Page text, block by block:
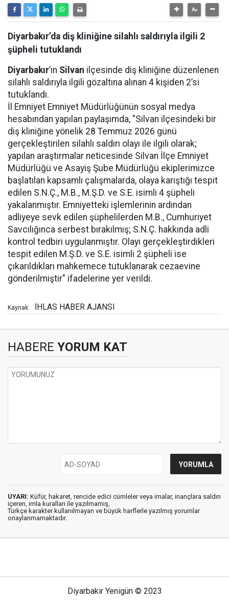
Diyarbakır’da diş kliniğine silahlı saldırıyla ilgili 2
şüpheli tutuklandı
Diyarbakır’ın Silvan ilçesinde diş kliniğine düzenlenen
silahlı saldırıyla ilgili gözaltına alınan 4 kişiden 2’si
tutuklandı.
İl Emniyet Emniyet Müdürlüğünün sosyal medya
hesabından yapılan paylaşımda, "Silvan ilçesindeki bir
diş kliniğine yönelik 28 Temmuz 2026 günü
gerçekleştirilen silahlı saldırı olayı ile ilgili olarak;
yapılan araştırmalar neticesinde Silvan İlçe Emniyet
Müdürlüğü ve Asayiş Şube Müdürlüğü ekiplerimizce
başlatılan kapsamlı çalışmalarda, olaya karıştığı tespit
edilen S.N.Ç., M.B., M.Ş.D. ve S.E. isimli 4 şüpheli
yakalanmıştır. Emniyetteki işlemlerinin ardından
adliyeye sevk edilen şüphelilerden M.B., Cumhuriyet
Savcılığınca serbest bırakılmış; S.N.Ç. hakkında adli
kontrol tedbiri uygulanmıştır. Olayı gerçekleştirdikleri
tespit edilen M.Ş.D. ve S.E. isimli 2 şüpheli ise
çıkarıldıkları mahkemece tutuklanarak cezaevine
gönderilmiştir" ifadelerine yer verildi.
Kaynak: İHLAS HABER AJANSI
HABERE YORUM KAT
UYARI: Küfür, hakaret, rencide edici cümleler veya imalar, inançlara saldırı
içeren, imla kuralları ile yazılmamış,
Türkçe karakter kullanılmayan ve büyük harflerle yazılmış yorumlar
onaylanmamaktadır.
Diyarbakır Yenigün © 2023